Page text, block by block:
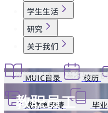
学生生活
研究
关于我们
MUIC目录 校历
成绩单申请 毕
首页 项目 美术与应用
教职员工